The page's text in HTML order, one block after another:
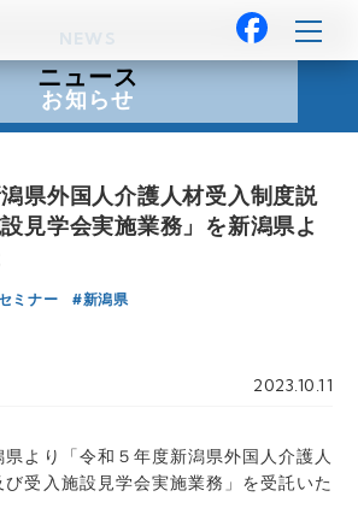
ニュース
お知らせ
潟県外国人介護人材受入制度説
見学会実施業務」を新潟県よ
ミナー 新潟県
2023.10.11
より「令和５年度新潟県外国人介護人
受入施設見学会実施業務」を受託いた